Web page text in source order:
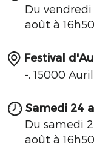
Du vendredi
août à 16h50
Festival
-, 15000
Samedi 24
Du samedi
août à 16h50